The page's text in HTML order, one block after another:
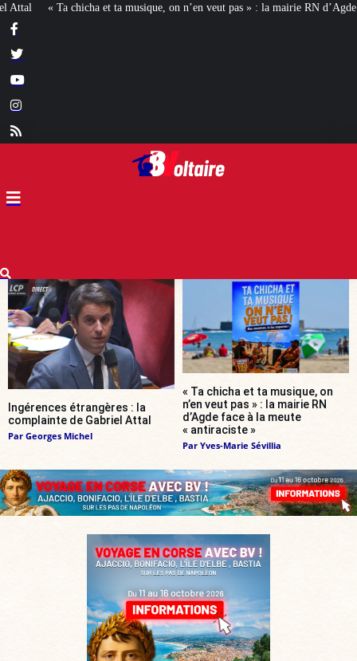
n’en veut pas » : la mairie RN d’Agde face à la meute « antiraciste » La
Ingérences étrangères : la
complainte de Gabriel Attal
Par Georges Michel
« Ta chicha et ta musique, on
n’en veut pas » : la mairie RN
d’Agde face à la meute
« antiraciste »
Par Yves-Marie Sévillia